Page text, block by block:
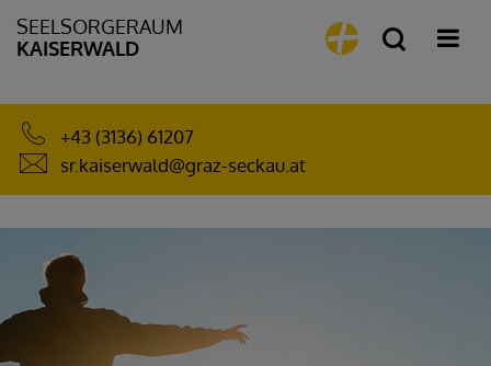
SEELSORGERAUM
KAISERWALD
+43 (3136) 61207
sr.kaiserwald@graz-seckau.at